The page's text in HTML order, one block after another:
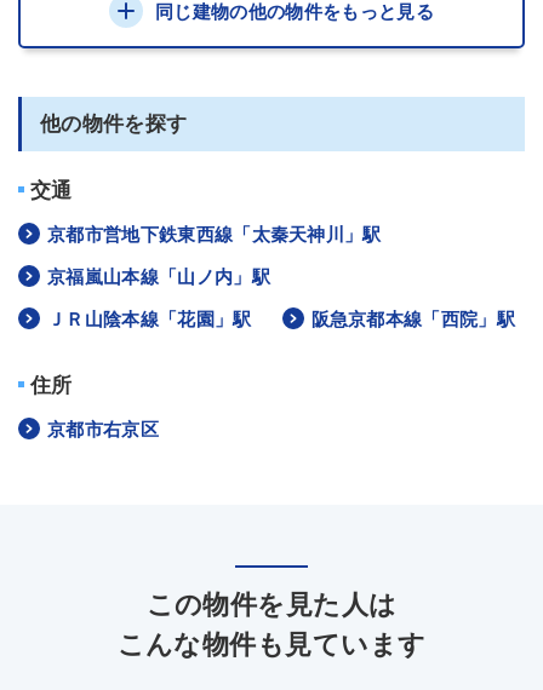
同じ建物の他の物件をもっと見る
他の物件を探す
交通
京都市営地下鉄東西線「太秦天神川」駅
京福嵐山本線「山ノ内」駅
ＪＲ山陰本線「花園」駅 阪急京都本線「西院」駅
住所
京都市右京区
この物件を見た人は
こんな物件も見ています